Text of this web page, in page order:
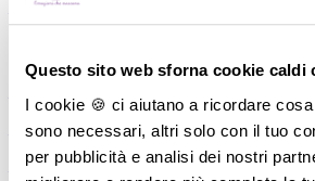
Questo sito web sforna cookie caldi
I cookie 🍪 ci aiutano a ricordare
sono necessari, altri solo con il tuo
per pubblicità e analisi dei nostri
Aspiratori nasali manuali
―
Cuscini allattamento
―Biberon
―
Tettarelle